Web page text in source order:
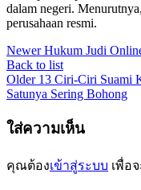
dalam negeri.
perusahaan resmi.
Newer Hukum Judi
Back to list
Older 13 Ciri-Ciri Suami
Satunya Sering Bohong
ใส่ความเห็น
คุณต้องเข้าสู่ระบบ เพื่อ